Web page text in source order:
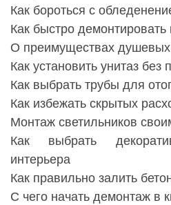
Как бороться с
Как быстро
О преимуществах душевых
Как установить унитаз
Как выбрать трубы для
Как избежать скрытых
Монтаж светильников
Как выбрать
интерьера
Как правильно залить
С чего начать демонтаж в